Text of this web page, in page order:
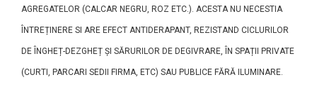
AGREGATELOR (CALCAR NEGRU, ROZ ETC.). ACESTA NU NECESTIA
ÎNTREȚINERE SI ARE EFECT ANTIDERAPANT, REZISTAND CICLURILOR
DE ÎNGHEȚ-DEZGHEȚ ȘI SĂRURILOR DE DEGIVRARE, ÎN SPAȚII PRIVATE
(CURTI, PARCARI SEDII FIRMA, ETC) SAU PUBLICE FĂRĂ ILUMINARE.